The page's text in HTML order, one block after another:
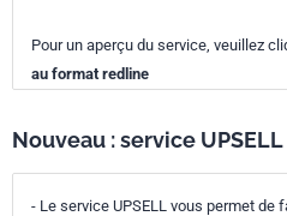
Pour un aperçu du service, veuillez
au format redline
Nouveau : service UPSELL
- Le service UPSELL vous permet de